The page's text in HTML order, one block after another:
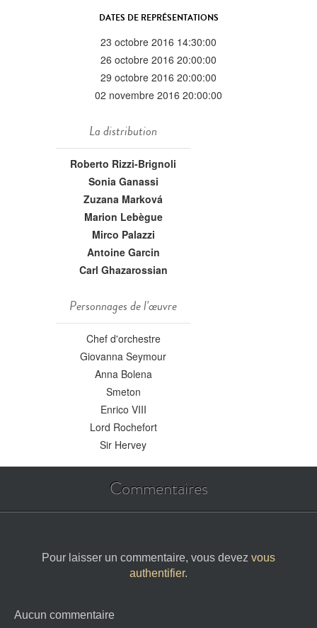
DATES DE REPRÉSENTATIONS
23 octobre 2016 14:30:00
26 octobre 2016 20:00:00
29 octobre 2016 20:00:00
02 novembre 2016 20:00:00
La distribution
Roberto Rizzi-Brignoli
Sonia Ganassi
Zuzana Marková
Marion Lebègue
Mirco Palazzi
Antoine Garcin
Carl Ghazarossian
Personnages de l'œuvre
Chef d'orchestre
Giovanna Seymour
Anna Bolena
Smeton
Enrico VIII
Lord Rochefort
Sir Hervey
Commentaires
Pour laisser un commentaire, vous devez vous
authentifier.
Aucun commentaire